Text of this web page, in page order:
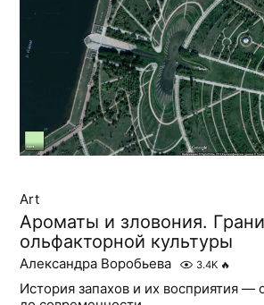
Art
Ароматы и зловония. Грани
ольфакторной культуры
Александра Воробьева 3.4K 🔥
История запахов и их восприятия —